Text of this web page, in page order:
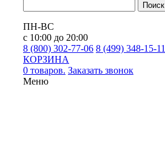
Поиск
ПН-ВС
с 10:00 до 20:00
8 (800) 302-77-06 8 (499) 348-15-11
КОРЗИНА
0 товаров. Заказать звонок
Меню